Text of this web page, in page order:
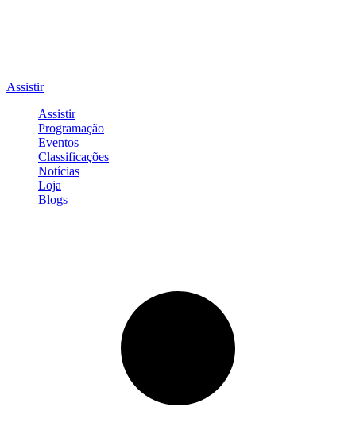
Assistir
Assistir
Programação
Eventos
Classificações
Notícias
Loja
Blogs